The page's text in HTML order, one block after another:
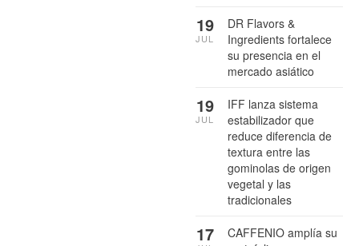
DR Flavors &
Ingredients fortalece
su presencia en el
mercado asiático
19
JUL
IFF lanza sistema
estabilizador que
reduce diferencia de
textura entre las
gominolas de origen
vegetal y las
tradicionales
19
JUL
CAFFENIO amplía su
17